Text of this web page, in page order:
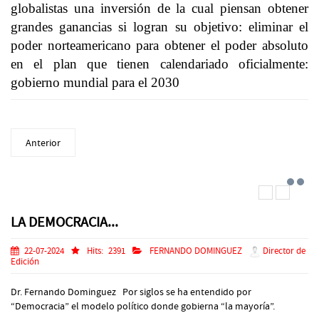
globalistas una inversión de la cual piensan obtener
grandes ganancias si logran su objetivo: eliminar el
poder norteamericano para obtener el poder absoluto
en el plan que tienen calendariado oficialmente:
gobierno mundial para el 2030
Anterior
LA DEMOCRACIA...
22-07-2024 Hits: 2391 FERNANDO DOMINGUEZ
Director de
Edición
Dr. Fernando Dominguez Por siglos se ha entendido por
“Democracia” el modelo político donde gobierna “la mayoría”.